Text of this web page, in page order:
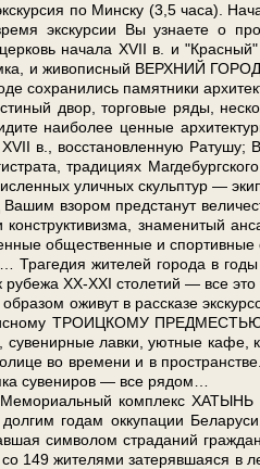
по Мин­ску (3,5 ча­са).
экс­кур­сии Вы узна­е­те о
на­ча­ла ХVII в. и
и жи­во­пис­ный ВЕРХНИЙ
со­хра­ни­лись па­мят­ни­ки
двор, тор­го­вые ря­ды,
наи­бо­лее цен­ные
в., вос­ста­нов­лен­ную Ратушу;
тра­ди­ци­ях
улич­ных скульп­тур —
взо­ром пред­ста­нут
кон­ст­рук­ти­виз­ма, зна­ме­ни­тый
об­ще­ствен­ные и
Трагедия жи­те­лей го­ро­да в
ХХ-ХХI сто­ле­тий — все это
ожи­вут в рас­ска­зе
ТРО­ИЦКО­МУ ПРЕД­МЕСТЬЮ,
су­ве­нир­ные лав­ки, уют­ные
во вре­ме­ни и в
су­ве­ни­ров — все ря­дом…
Ме­мо­ри­аль­ный ком­плекс ХАТЫНЬ
го­дам ок­ку­па­ции
сим­во­лом стра­да­ний
149 жи­те­ля­ми за­те­ряв­шая­ся в